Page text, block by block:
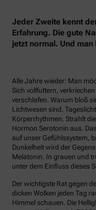
Jeder Zweite kennt
Erfahrung. Die gute
jetzt normal. Und
Alle Jahre wieder: Man
Sich vollfuttern,
verschlafen. Warum bloß
Lichtwesen sind.
Körperrhythmen. Strahlt
Hormon Serotonin aus.
auf unser Gefühlssystem,
Dunkelheit wird der
Melatonin. In grauen und
unter dem Einfluss dieses
Der wichtigste Rat gegen
dicken Wolken jeden Tag
Himmel schauen. Die